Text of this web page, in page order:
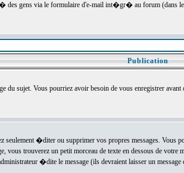
des gens via le formulaire d'e-mail int�gr� au forum
Publication
sujet. Vous pourriez avoir besoin de vous enregistrer
�diter ou supprimer vos propres messages.
trouverez un petit morceau de texte en dessous de
�dite le message (ils devraient laisser un